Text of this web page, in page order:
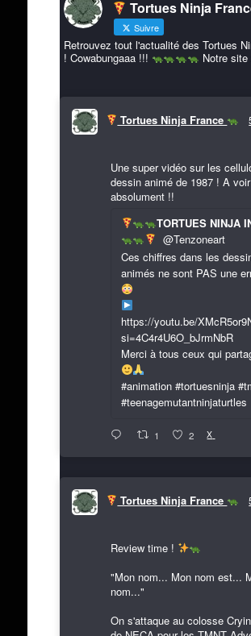
Tortues Ninja
Suivre
Retrouvez tout l'actualité des Tortues
! Cowabungaaa !!!
Notre site
Tortues Ninja France
Une super vidéo sur les
dessin animé de 1987 ! A voir
absolument !!
TORTUES NINJA
@Tenzoneart
Ces chiffres dans les
animés ne sont PAS une
https://youtu.be/
si=4C4r4U6O_bJrmNbR
Merci à tous ceux qui
#animation #tortuesninja
#teenagemutantninjaturtles
1 2 X
Tortues Ninja France
Review time !
"Mon nom... Mon nom est...
nom..."
On s'attaque au colosse